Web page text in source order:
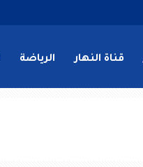
قناة النهار الرياضة